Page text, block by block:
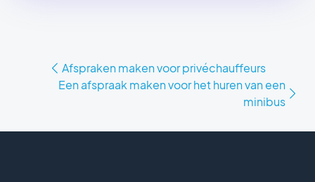
Afspraken maken voor privéchauffeurs
Een afspraak maken voor het huren van een
minibus